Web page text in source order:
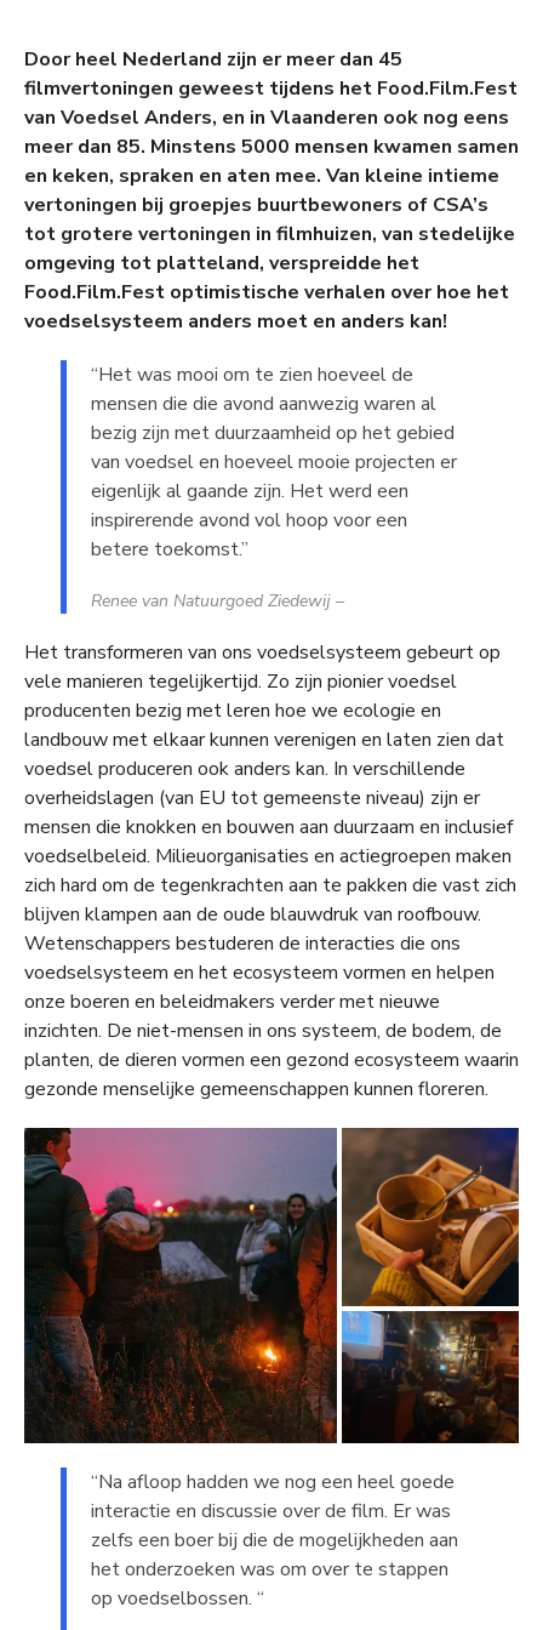
Door heel Nederland zijn er meer dan 45
filmvertoningen geweest tijdens het Food.Film.Fest
van Voedsel Anders, en in Vlaanderen ook nog eens
meer dan 85. Minstens 5000 mensen kwamen samen
en keken, spraken en aten mee. Van kleine intieme
vertoningen bij groepjes buurtbewoners of CSA’s
tot grotere vertoningen in filmhuizen, van stedelijke
omgeving tot platteland, verspreidde het
Food.Film.Fest optimistische verhalen over hoe het
voedselsysteem anders moet en anders kan!
“Het was mooi om te zien hoeveel de
mensen die die avond aanwezig waren al
bezig zijn met duurzaamheid op het gebied
van voedsel en hoeveel mooie projecten er
eigenlijk al gaande zijn. Het werd een
inspirerende avond vol hoop voor een
betere toekomst.”
Renee van Natuurgoed Ziedewij –
Het transformeren van ons voedselsysteem gebeurt op
vele manieren tegelijkertijd. Zo zijn pionier voedsel
producenten bezig met leren hoe we ecologie en
landbouw met elkaar kunnen verenigen en laten zien dat
voedsel produceren ook anders kan. In verschillende
overheidslagen (van EU tot gemeenste niveau) zijn er
mensen die knokken en bouwen aan duurzaam en inclusief
voedselbeleid. Milieuorganisaties en actiegroepen maken
zich hard om de tegenkrachten aan te pakken die vast zich
blijven klampen aan de oude blauwdruk van roofbouw.
Wetenschappers bestuderen de interacties die ons
voedselsysteem en het ecosysteem vormen en helpen
onze boeren en beleidmakers verder met nieuwe
inzichten. De niet-mensen in ons systeem, de bodem, de
planten, de dieren vormen een gezond ecosysteem waarin
gezonde menselijke gemeenschappen kunnen floreren.
“Na afloop hadden we nog een heel goede
interactie en discussie over de film. Er was
zelfs een boer bij die de mogelijkheden aan
het onderzoeken was om over te stappen
op voedselbossen. “